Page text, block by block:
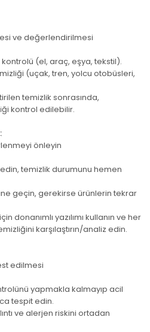
ve değerlendirilmesi
(el, araç, eşya, tekstil).
(uçak, tren, yolcu otobüsleri,
temizlik sonrasında,
kontrol edilebilir.
önleyin
edin, temizlik durumunu hemen
geçin, gerekirse ürünlerin tekrar
donanımlı yazılımı kullanın ve her
karşılaştırın/analiz edin.
edilmesi
yapmakla kalmayıp acil
tespit edin.
ve alerjen riskini ortadan